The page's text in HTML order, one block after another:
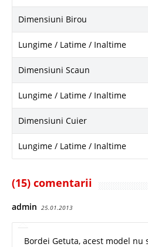
Dimensiuni Birou
Lungime / Latime / Inaltime
Dimensiuni Scaun
Lungime / Latime / Inaltime
Dimensiuni Cuier
Lungime / Latime / Inaltime
(15) comentarii
admin 25.01.2013
Bordei Getuta, acest model nu